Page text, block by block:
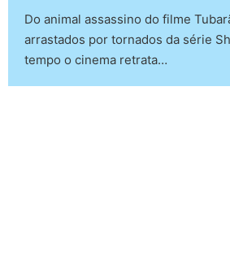
Do animal assassino do filme
arrastados por tornados da série
tempo o cinema retrata…